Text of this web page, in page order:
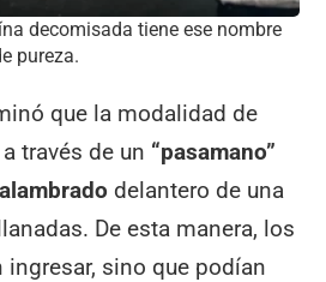
decomisada tiene ese nombre
pureza.
que la modalidad de
través de un “pasamano”
delantero de una
De esta manera, los
sino que podían